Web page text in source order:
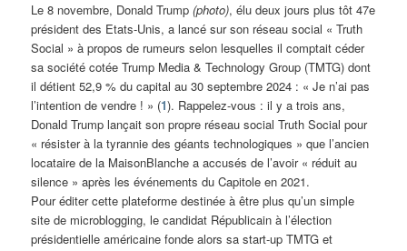
Le 8 novembre, Donald Trump(photo), élu deux jours plus tôt 47e
président des Etats-Unis, a lancé sur son réseau social « Truth
Social » à propos de rumeurs selon lesquelles il comptait céder
sa société cotée Trump Media & Technology Group (TMTG) dont
il détient 52,9 % du capital au 30 septembre 2024 : « Je n’ai pas
l’intention de vendre ! » (1). Rappelez-vous : il y a trois ans,
Donald Trump lançait son propre réseau social Truth Social pour
« résister à la tyrannie des géants technologiques » que l’ancien
locataire de la MaisonBlanche a accusés de l’avoir « réduit au
silence » après les événements du Capitole en 2021.
Pour éditer cette plateforme destinée à être plus qu’un simple
site de microblogging, le candidat Républicain à l’élection
présidentielle américaine fonde alors sa start-up TMTG et